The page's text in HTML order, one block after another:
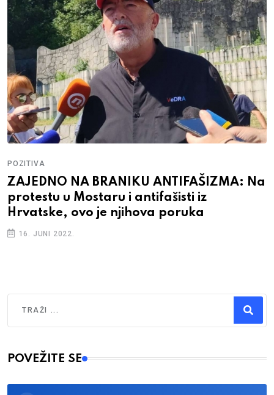
POZITIVA
ZAJEDNO NA BRANIKU ANTIFAŠIZMA: Na
protestu u Mostaru i antifašisti iz
Hrvatske, ovo je njihova poruka
16. JUNI 2022.
Type 2 or more characters for results.
POVEŽITE SE